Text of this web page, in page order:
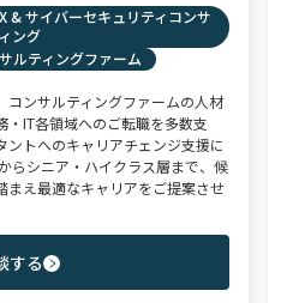
& サイバーセキュリティコンサ
ング
ルティングファーム
コンサルティングファームの人材
IT各領域へのご転職を多数支
トへのキャリアチェンジ支援に
らシニア・ハイクラス層まで、候
まえ最適なキャリアをご提案させ
する